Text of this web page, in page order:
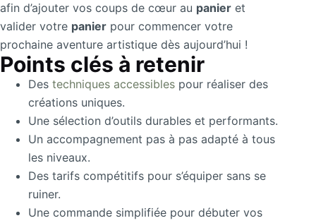
afin d’ajouter vos coups de cœur au panier et
valider votre panier pour commencer votre
prochaine aventure artistique dès aujourd’hui !
Points clés à retenir
Des techniques accessibles pour réaliser des
créations uniques.
Une sélection d’outils durables et performants.
Un accompagnement pas à pas adapté à tous
les niveaux.
Des tarifs compétitifs pour s’équiper sans se
ruiner.
Une commande simplifiée pour débuter vos